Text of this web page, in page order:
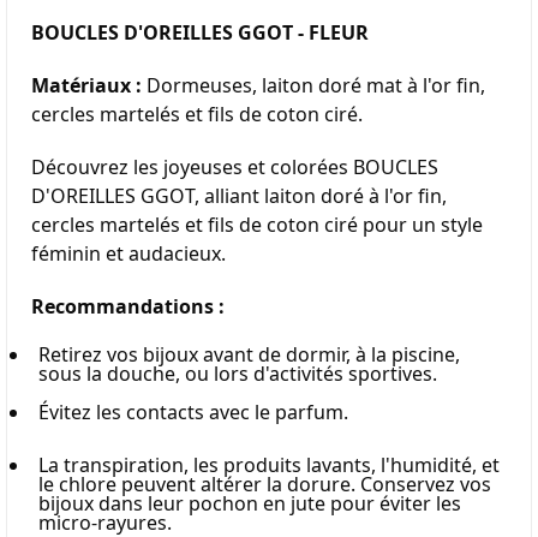
BOUCLES D'OREILLES GGOT - FLEUR
Matériaux : Dormeuses, laiton doré mat à l'or fin,
cercles martelés et fils de coton ciré.
Découvrez les joyeuses et colorées BOUCLES
D'OREILLES GGOT, alliant laiton doré à l'or fin,
cercles martelés et fils de coton ciré pour un style
féminin et audacieux.
Recommandations :
Retirez vos bijoux avant de dormir, à la piscine,
sous la douche, ou lors d'activités sportives.
Évitez les contacts avec le parfum.
La transpiration, les produits lavants, l'humidité, et
le chlore peuvent altérer la dorure. Conservez vos
bijoux dans leur pochon en jute pour éviter les
micro-rayures.